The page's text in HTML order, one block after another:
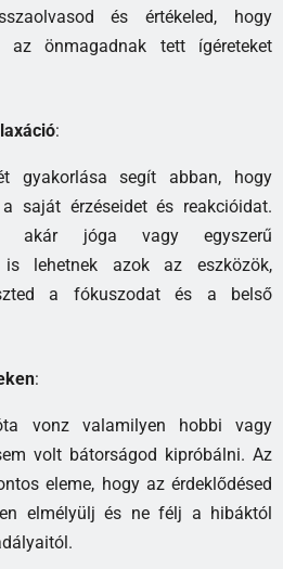
és értékeled, hogy
az önmagadnak tett ígéreteket
:
gyakorlása segít abban, hogy
saját érzéseidet és reakcióidat.
akár jóga vagy egyszerű
is lehetnek azok az eszközök,
a fókuszodat és a belső
:
vonz valamilyen hobbi vagy
volt bátorságod kipróbálni. Az
eleme, hogy az érdeklődésed
elmélyülj és ne félj a hibáktól